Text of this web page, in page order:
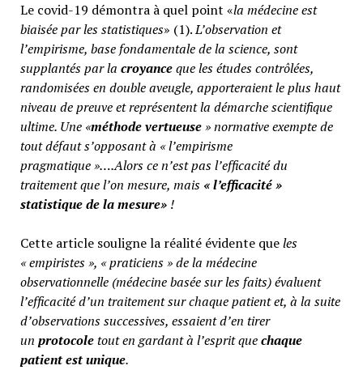
Le covid-19 démontra à quel point «la médecine est
biaisée par les statistiques» (1).L’observation et
l’empirisme, base fondamentale de la science, sont
supplantés par la croyanceque les études contrôlées,
randomisées en double aveugle, apporteraient le plus haut
niveau de preuve et représentent la démarche scientifique
ultime. Une «méthode vertueuse» normative exempte de
tout défaut s’opposant à « l’empirisme
pragmatique »….Alors ce n’est pas l’efficacité du
traitement que l’on mesure, mais «l’efficacité »
statistique de la mesure» !
Cette article souligne la réalité évidente queles
« empiristes », « praticiens » de la médecine
observationnelle (médecine basée sur les faits) évaluent
l’efficacité d’un traitement sur chaque patient et, à la suite
d’observations successives, essaient d’en tirer
un protocoletout en gardant à l’esprit quechaque
patient est unique.